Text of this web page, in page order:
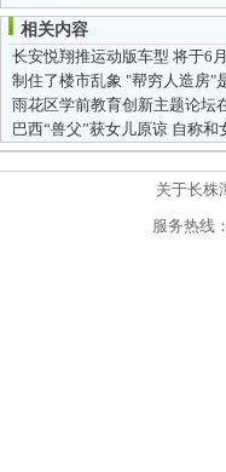
相关内容
长安悦翔推运动版车型 将于6
制住了楼市乱象 "帮穷人造房"
巴西“兽父”获女儿原谅 自称和
关于长株
服务热线